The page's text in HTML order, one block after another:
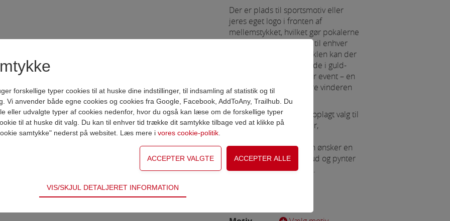
Der er plads til sportsmotiv eller
jeres eget logo i fronten af
mellemstykket, hvilket gør pokalerne
personlige og relevante til enhver
sport eller hobby. På soklen kan der
tilføjes en graveringsplade i guld-
look med navn, titel eller event – en
elegant måde at markere vinderen
på.
Denne pokalserie er et oplagt valg til
turneringer, klubstævner,
begivenheder, hvor man ønsker en
præmie, der skiller sig ud og pynter
på ethvert præmiebord.
VAREN ER NU LAGT I KURV
Shop videre
forskellige typer cookies til at huske dine indstillinger, til indsamling af statistik og til
Vi anvender både egne cookies og cookies fra Google, Facebook, AddToAny, Trailhub. Du
eller udvalgte typer af cookies nedenfor, hvor du også kan læse om de forskellige typer
til at huske dit valg. Du kan til enhver tid trække dit samtykke tilbage ved at klikke på
samtykke" nederst på websitet. Læs mere i vores cookie-politik
for hjemmesidens grundlæggende funktioner som fx navigation, adgangskontrol
VIS/SKJUL DETALJERET INFORMATION